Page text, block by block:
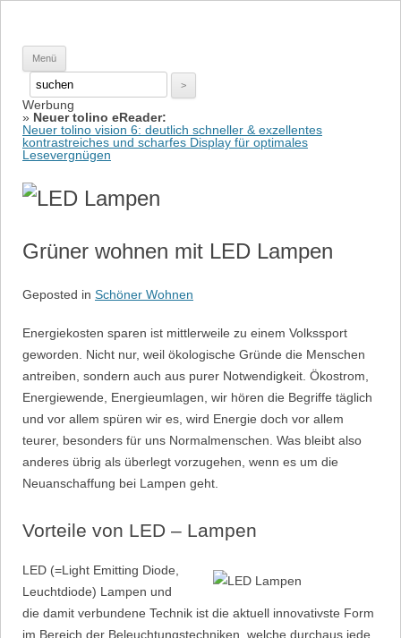
Menü
Suche
nach:
Werbung
» Neuer tolino eReader:
Neuer tolino vision 6: deutlich schneller & exzellentes
kontrastreiches und scharfes Display für optimales
Lesevergnügen
Grüner wohnen mit LED Lampen
Geposted in Schöner Wohnen
Energiekosten sparen ist mittlerweile zu einem Volkssport
geworden. Nicht nur, weil ökologische Gründe die Menschen
antreiben, sondern auch aus purer Notwendigkeit. Ökostrom,
Energiewende, Energieumlagen, wir hören die Begriffe täglich
und vor allem spüren wir es, wird Energie doch vor allem
teurer, besonders für uns Normalmenschen. Was bleibt also
anderes übrig als überlegt vorzugehen, wenn es um die
Neuanschaffung bei Lampen geht.
Vorteile von LED – Lampen
LED (=Light Emitting Diode,
Leuchtdiode) Lampen und
die damit verbundene Technik ist die aktuell innovativste Form
im Bereich der Beleuchtungstechniken, welche durchaus jede